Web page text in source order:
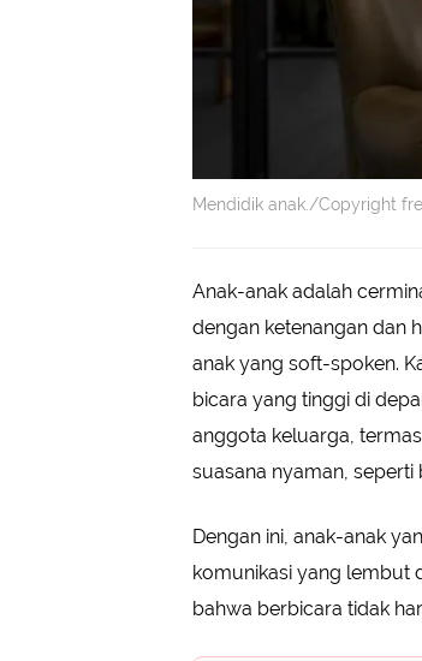
Mendidik anak./Copyright
Anak-anak adalah
dengan ketenangan dan
anak yang soft-spoken.
bicara yang tinggi di
anggota keluarga,
suasana nyaman,
Dengan ini, anak-anak
komunikasi yang lembut
bahwa berbicara tidak